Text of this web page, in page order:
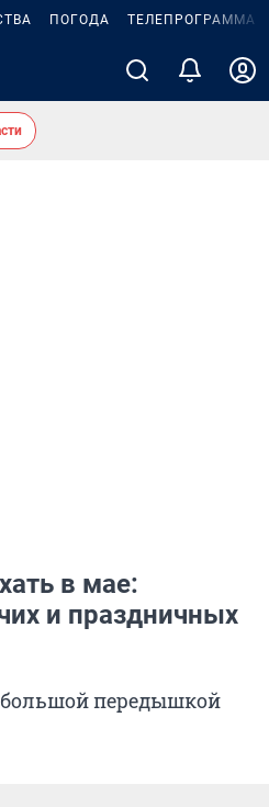
ПОГОДА ТЕЛЕПРОГРАММА
в мае:
и праздничных
передышкой